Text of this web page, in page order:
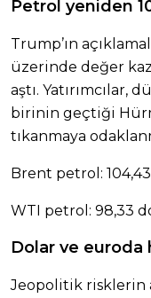
Petrol yeniden
Trump’ın
üzerinde değer
aştı.
birinin geçtiği
tıkanmaya
Brent petrol:
WTI petrol: 98,33
Dolar ve
Jeopolitik risklerin